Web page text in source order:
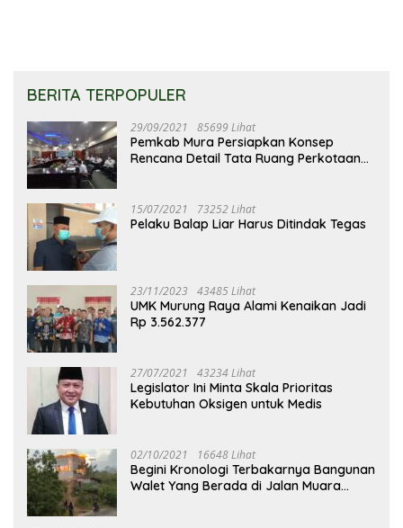
BERITA TERPOPULER
29/09/2021 85699 Lihat
Pemkab Mura Persiapkan Konsep
Rencana Detail Tata Ruang Perkotaan
15/07/2021 73252 Lihat
Pelaku Balap Liar Harus Ditindak Tegas
23/11/2023 43485 Lihat
UMK Murung Raya Alami Kenaikan Jadi
Rp 3.562.377
27/07/2021 43234 Lihat
Legislator Ini Minta Skala Prioritas
Kebutuhan Oksigen untuk Medis
02/10/2021 16648 Lihat
Begini Kronologi Terbakarnya Bangunan
Walet Yang Berada di Jalan Muara